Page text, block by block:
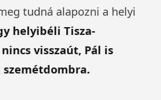
tudná alapozni a helyi
helyibéli Tisza-
visszaút, Pál is